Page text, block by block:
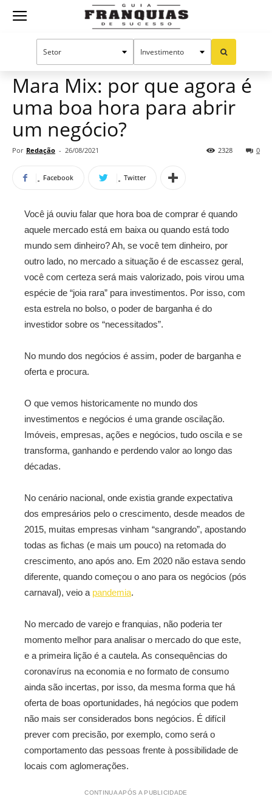
Guia
Mercado de franquias
Mara Mix: por que agora é
uma boa hora para abrir
um negócio?
Por Redação - 26/08/2021 0
2328
Facebook Twitter
Você já ouviu falar que hora boa de comprar é quando
aquele mercado está em baixa ou quando está todo
mundo sem dinheiro? Ah, se você tem dinheiro, por
outro lado, no mercado a situação é de escassez geral,
você com certeza será mais valorizado, pois virou uma
espécie de “joia rara” para investimentos. Por isso, com
esta estrela no bolso, o poder de barganha é do
investidor sobre os “necessitados”.
No mundo dos negócios é assim, poder de barganha e
oferta e procura.
O que vemos historicamente no mundo dos
investimentos e negócios é uma grande oscilação.
Imóveis, empresas, ações e negócios, tudo oscila e se
transforma, ganhando e perdendo valor ao longo das
décadas.
No cenário nacional, onde existia grande expectativa
dos empresários pelo o crescimento, desde meados de
2015, muitas empresas vinham “sangrando”, apostando
todas as fichas (e mais um pouco) na retomada do
crescimento, ano após ano. Em 2020 não estava sendo
diferente, quando começou o ano para os negócios (pós
carnaval), veio a pandemia.
No mercado de varejo e franquias, não poderia ter
momento melhor para analisar o mercado do que este,
e a primeira lição é a cautela. As consequências do
coronavírus na economia e no formato de consumo
ainda são incertas, por isso, da mesma forma que há
oferta de boas oportunidades, há negócios que podem
não mais ser considerados bons negócios. É difícil
prever com precisão, por exemplo, como será o
comportamento das pessoas frente à possibilidade de
locais com aglomerações.
CONTINUA APÓS A PUBLICIDADE